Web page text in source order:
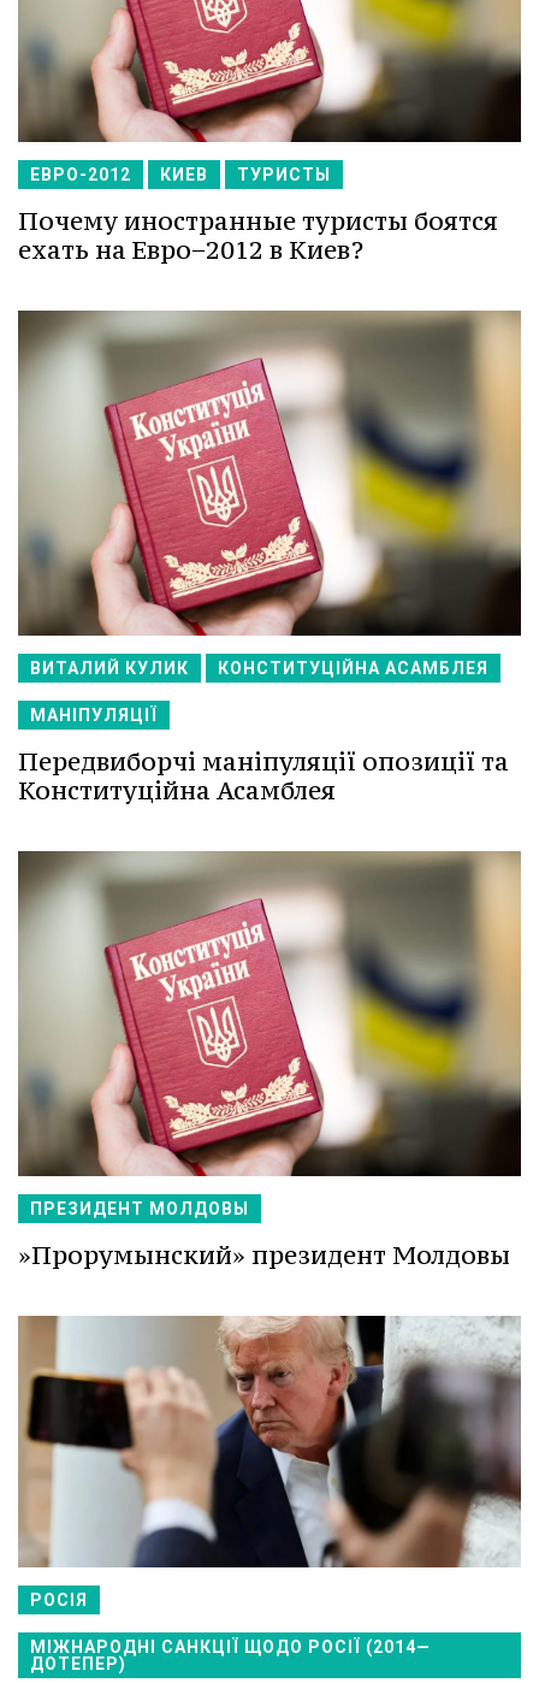
ЕВРО-2012 КИЕВ ТУРИСТЫ
Почему иностранные туристы боятся
ехать на Евро−2012 в Киев?
ВИТАЛИЙ КУЛИК КОНСТИТУЦІЙНА АСАМБЛЕЯ
МАНІПУЛЯЦІЇ
Передвиборчі маніпуляції опозиції та
Конституційна Асамблея
ПРЕЗИДЕНТ МОЛДОВЫ
»Прорумынский» президент Молдовы
РОСІЯ
МІЖНАРОДНІ САНКЦІЇ ЩОДО РОСІЇ (2014—
ДОТЕПЕР)